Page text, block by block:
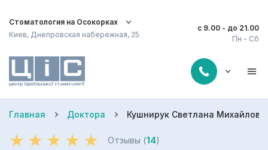
Стоматология на Осокорках
Киев, Днепровская набережная, 25
Пн - Сб
с 9.00 - до 21.00
Главная Доктора Кушнирук Светлана
Отзывы (14)